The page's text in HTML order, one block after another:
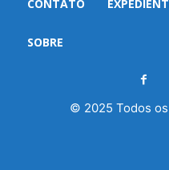
CONTATO
SOBRE
© 2025 Todos